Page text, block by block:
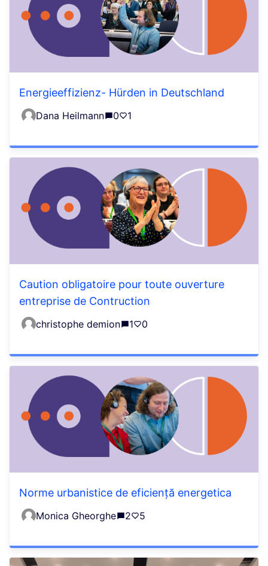
Energieeffizienz- Hürden in Deutschland
Dana Heilmann 0 1
Caution obligatoire pour toute ouverture
entreprise de Contruction
christophe demion 1 0
Norme urbanistice de eficiență energetica
Monica Gheorghe 2 5